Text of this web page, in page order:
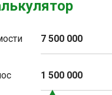
7 500 000
1 500 000